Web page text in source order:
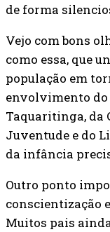
de forma
Vejo com bons
como essa, que
população em
envolvimento do
Taquaritinga, da
Juventude e do
da infância
Outro ponto
conscientização
Muitos pais